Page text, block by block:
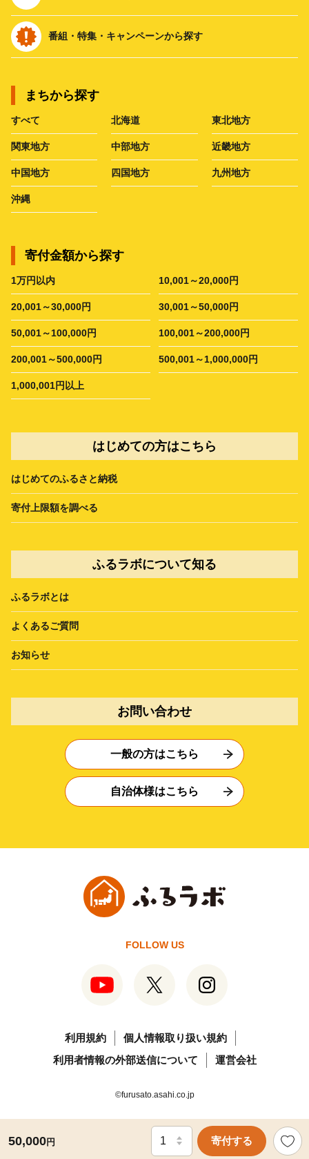
50,000円 寄付する
番組・特集・キャンペーンから探す
まちから探す
すべて 北海道 東北地方
関東地方 中部地方 近畿地方
中国地方 四国地方 九州地方
沖縄
寄付金額から探す
1万円以内 10,001～20,000円
20,001～30,000円 30,001～50,000円
50,001～100,000円 100,001～200,000円
200,001～500,000円 500,001～1,000,000円
1,000,001円以上
はじめての方はこちら
はじめてのふるさと納税
寄付上限額を調べる
ふるラボについて知る
ふるラボとは
よくあるご質問
お知らせ
お問い合わせ
一般の方はこちら
自治体様はこちら
FOLLOW US
利用規約
個人情報取り扱い規約
利用者情報の外部送信について
運営会社
©furusato.asahi.co.jp